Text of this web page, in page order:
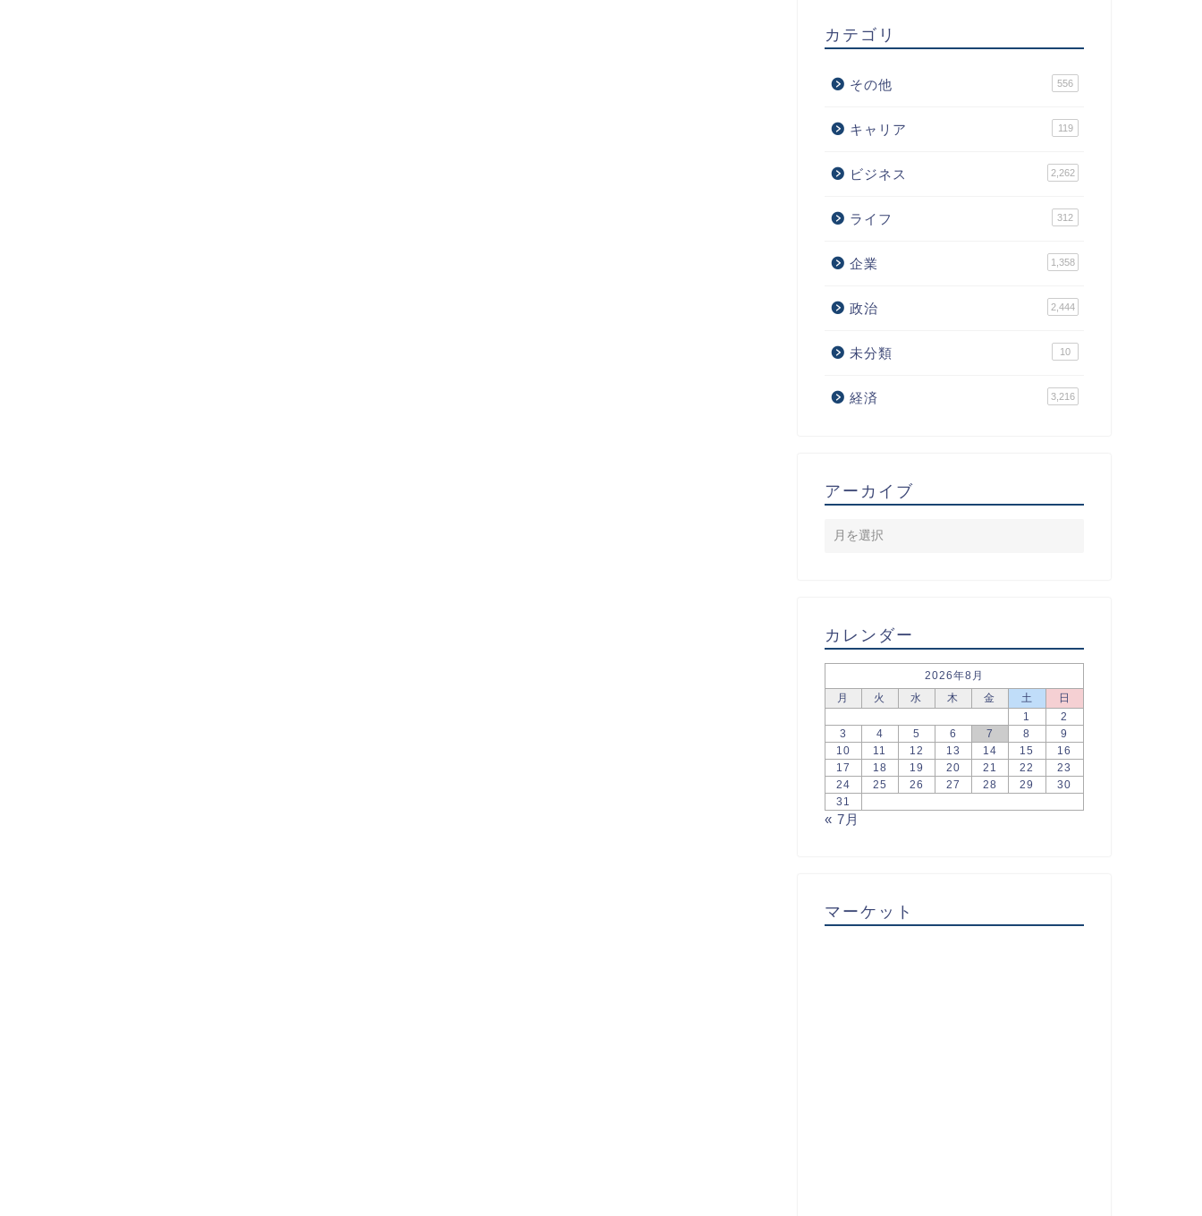
カテゴリ
その他 556
キャリア 119
ビジネス 2,262
ライフ 312
企業 1,358
政治 2,444
未分類 10
経済 3,216
アーカイブ
カレンダー
2026年8月
月
火 水 木 金 土
日
1
2
3
4 5 6 7 8
9
10
11 12 13 14 15
16
17
18 19 20 21 22
23
24
25 26 27 28 29
30
31
« 7月
マーケット